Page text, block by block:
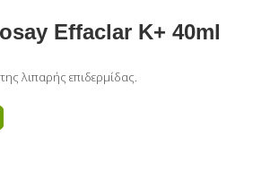
Effaclar K+ 40ml
λιπαρής επιδερμίδας.